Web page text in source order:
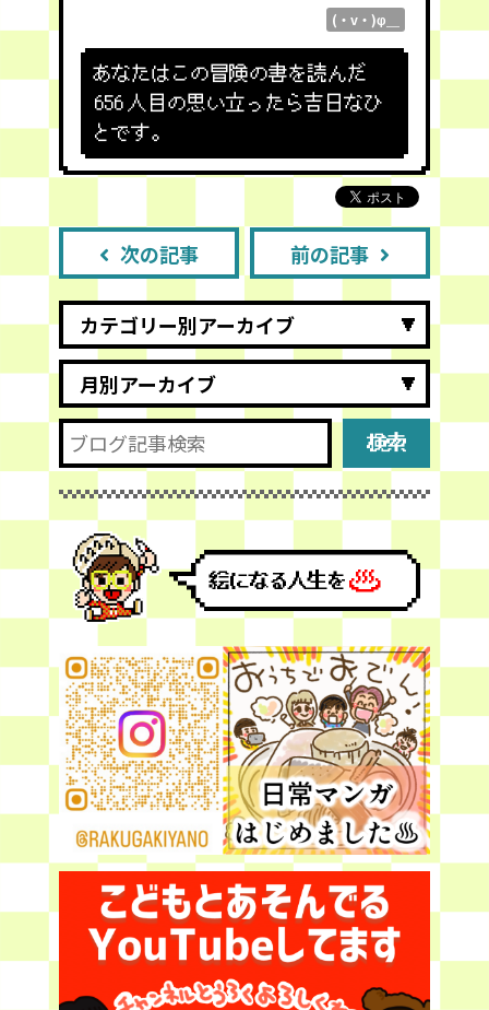
(・v・)φ＿
あなたはこの冒険の書を読んだ
656 人目の思い立ったら吉日なひ
とです。
次の記事 前の記事